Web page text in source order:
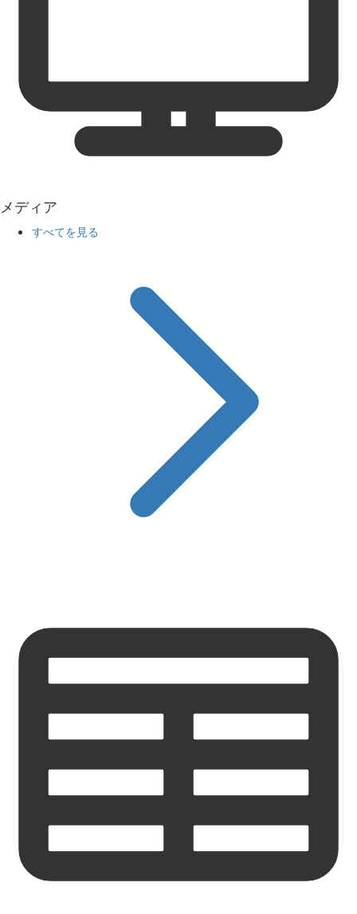
メディア
すべてを見る